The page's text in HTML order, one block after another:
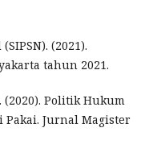
(2021).
tahun 2021.
(2020). Politik Hukum
Pakai. Jurnal Magister